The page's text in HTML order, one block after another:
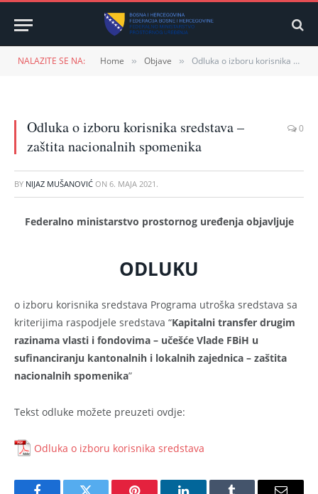
NALAZITE SE NA: Home » Objave » Odluka o izboru korisnika sredstava – zaštita nacionalnih spomenika
Odluka o izboru korisnika sredstava –
zaštita nacionalnih spomenika
0
BY NIJAZ MUŠANOVIĆ ON 6. MAJA 2021.
Federalno ministarstvo prostornog uređenja objavljuje
ODLUKU
o izboru korisnika sredstava Programa utroška sredstava sa
kriterijima raspodjele sredstava “Kapitalni transfer drugim
razinama vlasti i fondovima – učešće Vlade FBiH u
sufinanciranju kantonalnih i lokalnih zajednica – zaštita
nacionalnih spomenika”
Tekst odluke možete preuzeti ovdje:
Odluka o izboru korisnika sredstava